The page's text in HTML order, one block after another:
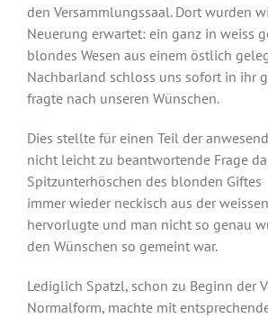
den Versammlungssaal. Dort wurden
Neuerung erwartet: ein ganz in weiss
blondes Wesen aus einem östlich
Nachbarland schloss uns sofort in ihr
fragte nach unseren Wünschen.
Dies stellte für einen Teil der
nicht leicht zu beantwortende Frage
Spitzunterhöschen des blonden Giftes
immer wieder neckisch aus der
hervorlugte und man nicht so genau
den Wünschen so gemeint war.
Lediglich Spatzl, schon zu Beginn der
Normalform, machte mit